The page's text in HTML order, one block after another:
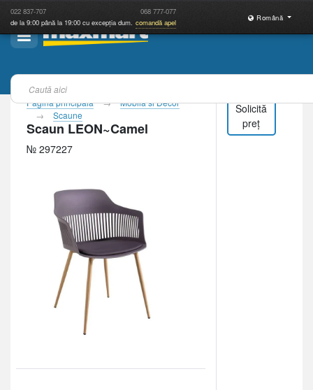
022 837-707 068 777-077
de la 9:00 până la 19:00 cu excepția dum. comandă apel
Română
Pagina principală
Mobila si Decor
Scaune
Scaun LEON~Camel
№ 297227
Solicită
preț